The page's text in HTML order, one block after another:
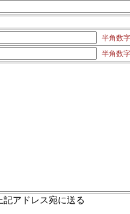
半角数
半角数
アドレス宛に送る